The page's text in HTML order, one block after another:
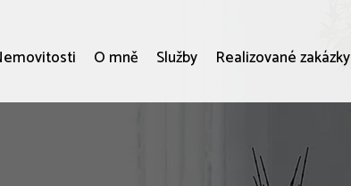
O mně Služby Realizované zakázky